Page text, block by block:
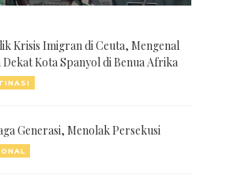
Krisis Imigran di Ceuta, Mengenal
Dekat Kota Spanyol di Benua Afrika
Generasi, Menolak Persekusi